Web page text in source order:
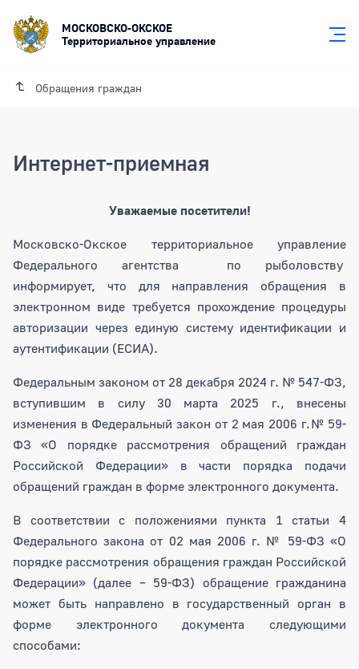
МОСКОВСКО-ОКСКОЕ
Территориальное управление
Обращения граждан
Интернет-приемная
Уважаемые посетители!
Московско-Окское территориальное управление
Федерального агентства по рыболовству
информирует, что для направления обращения в
электронном виде требуется прохождение процедуры
авторизации через единую систему идентификации и
аутентификации (ЕСИА).
Федеральным законом от 28 декабря 2024 г. № 547-ФЗ,
вступившим в силу 30 марта 2025 г., внесены
изменения в Федеральный закон от 2 мая 2006 г.№ 59-
ФЗ «О порядке рассмотрения обращений граждан
Российской Федерации» в части порядка подачи
обращений граждан в форме электронного документа.
В соответствии с положениями пункта 1 статьи 4
Федерального закона от 02 мая 2006 г. № 59-ФЗ «О
порядке рассмотрения обращения граждан Российской
Федерации» (далее – 59-ФЗ) обращение гражданина
может быть направлено в государственный орган в
форме электронного документа следующими
способами: